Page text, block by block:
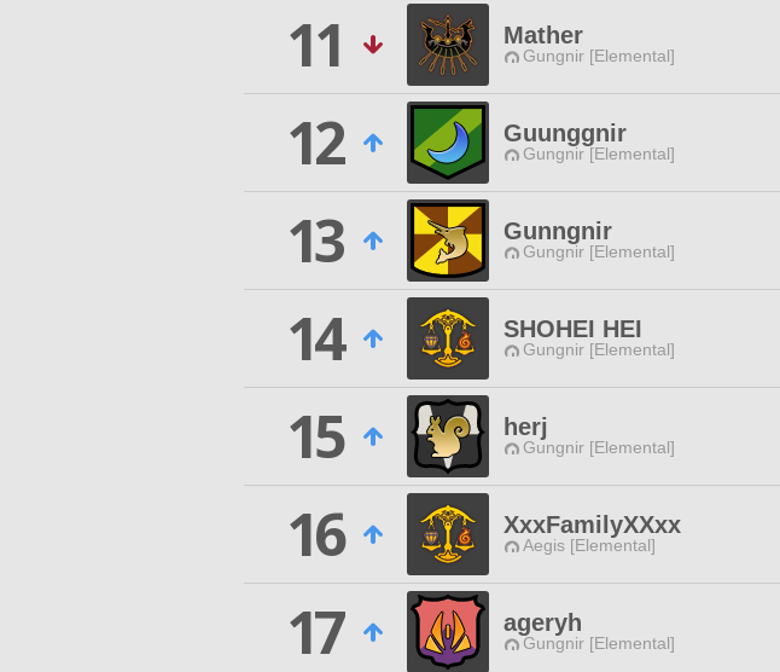
11
Mather
Gungnir [Elemental]
12
Guunggnir
Gungnir [Elemental]
13
Gunngnir
Gungnir [Elemental]
14
SHOHEI HEI
Gungnir [Elemental]
15
herj
Gungnir [Elemental]
16
XxxFamilyXXxx
Aegis [Elemental]
17
ageryh
Gungnir [Elemental]